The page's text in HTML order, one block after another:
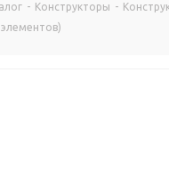
- Конструкторы -